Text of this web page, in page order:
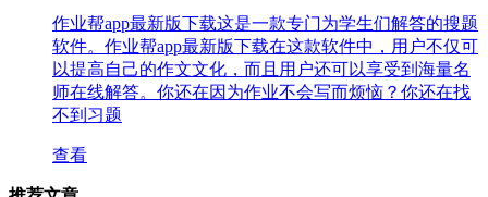
作业帮app最新版下载这是一款专门为学生们解答的搜题
软件。作业帮app最新版下载在这款软件中，用户不仅可
以提高自己的作文文化，而且用户还可以享受到海量名
师在线解答。你还在因为作业不会写而烦恼？你还在找
不到习题
查看